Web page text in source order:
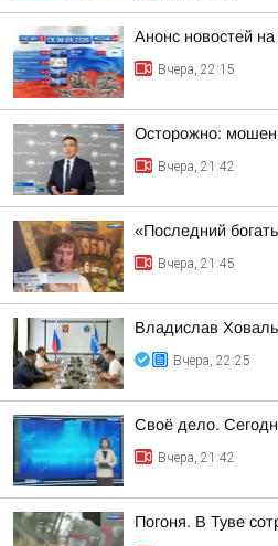
Анонс новостей
Вчера, 22:15
Осторожно:
Вчера, 21:42
«Последний
Вчера, 21:45
Владислав
Вчера, 22:25
Своё дело.
Вчера, 21:42
Погоня. В Туве